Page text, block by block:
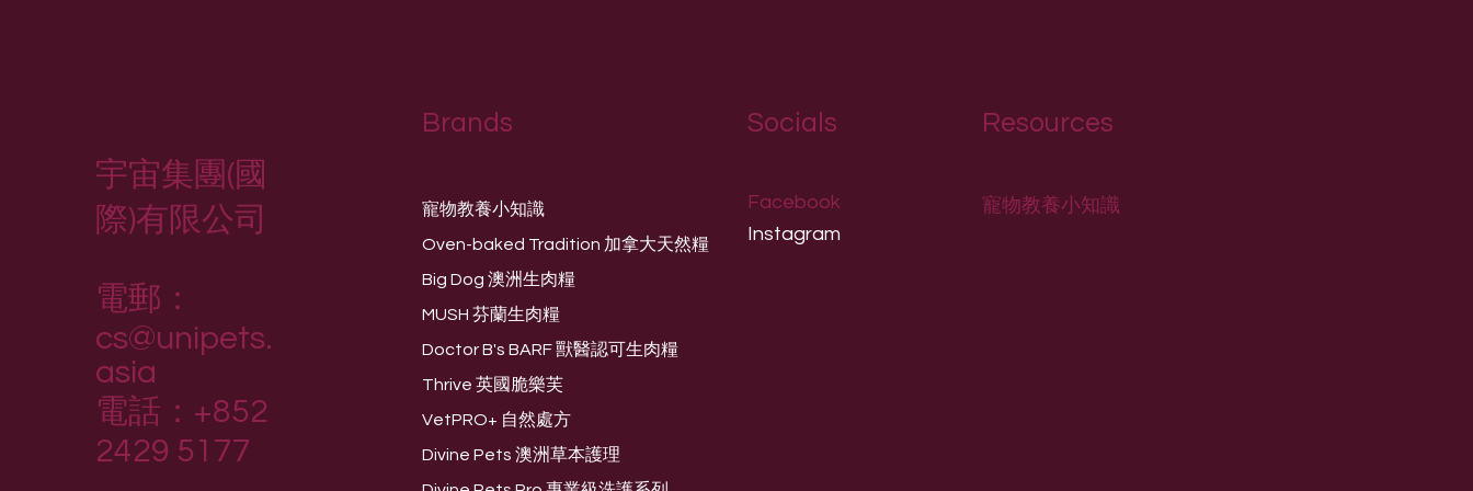
Brands
寵物教養小知識
Oven-baked Tradition 加拿大天然糧
Big Dog 澳洲生肉糧
MUSH 芬蘭生肉糧
Doctor B's BARF 獸醫認可生肉糧
Thrive 英國脆樂芙
VetPRO+ 自然處方
Divine Pets 澳洲草本護理
Socials
Facebook
Instagram
宇宙集團(國
際)有限公司
電郵：
cs@unipets.
asia
電話：+852
2429 5177
Resources
寵物教養小知識